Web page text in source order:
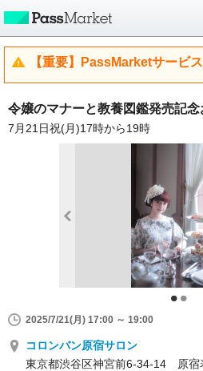
【重要】PassMarketサービ
令嬢のマナーと教養図鑑発売記念
7月21日祝(月)17時から19時
2025/7/21(月) 17:00 ～ 19:00
コロンバン原宿サロン
東京都渋谷区神宮前6-34-14 原宿